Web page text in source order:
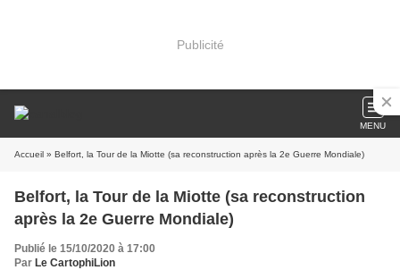
Publicité
MENU
Accueil » Belfort, la Tour de la Miotte (sa reconstruction après la 2e Guerre Mondiale)
Belfort, la Tour de la Miotte (sa reconstruction
après la 2e Guerre Mondiale)
Publié le 15/10/2020 à 17:00
Par Le CartophiLion